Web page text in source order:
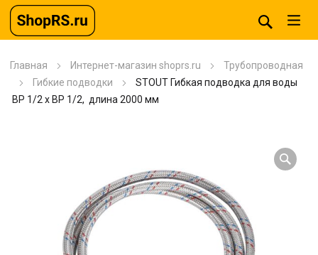
Главная Интернет-магазин shoprs.ru
Трубопроводная
Гибкие подводки
STOUT Гибкая подводка для воды
ВР 1/2 х ВР 1/2, длина 2000 мм